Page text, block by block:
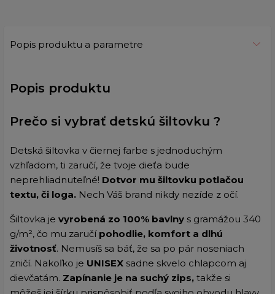
Popis produktu a parametre
Popis produktu
Prečo si vybrať detskú šiltovku ?
Detská šiltovka v čiernej farbe s jednoduchým
vzhľadom, ti zaručí, že tvoje dieťa bude
neprehliadnuteľné! Dotvor mu šiltovku potlačou
textu, či loga. Nech Váš brand nikdy nezíde z očí.
Šiltovka je vyrobená zo 100% bavlny s gramážou 340
g/m², čo mu zaručí pohodlie, komfort a dlhú
životnosť. Nemusíš sa báť, že sa po pár noseniach
zničí. Nakoľko je UNISEX sadne skvelo chlapcom aj
dievčatám. Zapínanie je na suchý zips, takže si